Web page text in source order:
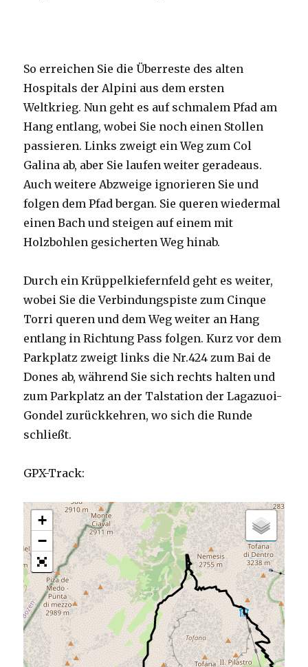
So erreichen Sie die Überreste des alten
Hospitals der Alpini aus dem ersten
Weltkrieg. Nun geht es auf schmalem Pfad am
Hang entlang, wobei Sie noch einen Stollen
passieren. Links zweigt ein Weg zum Col
Galina ab, aber Sie laufen weiter geradeaus.
Auch weitere Abzweige ignorieren Sie und
folgen dem Pfad bergan. Sie queren wiedermal
einen Bach und steigen auf einem mit
Holzbohlen gesicherten Weg hinab.
Durch ein Krüppelkiefernfeld geht es weiter,
wobei Sie die Verbindungspiste zum Cinque
Torri queren und dem Weg weiter an Hang
entlang in Richtung Pass folgen. Kurz vor dem
Parkplatz zweigt links die Nr.424 zum Bai de
Dones ab, während Sie sich rechts halten und
zum Parkplatz an der Talstation der Lagazuoi-
Gondel zurückkehren, wo sich die Runde
schließt.
GPX-Track:
+
−